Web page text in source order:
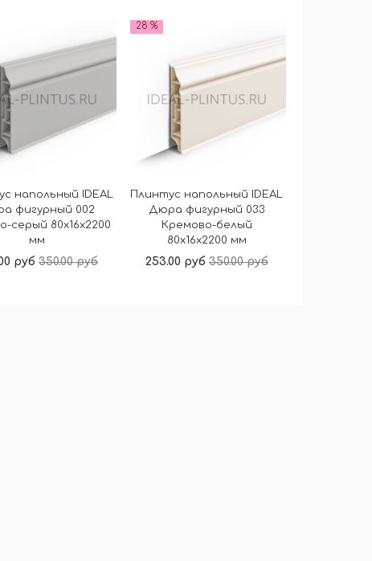
напольный IDEAL
фигурный 002
серый 80x16x2200
мм
руб 350.00 руб
28 %
Плинтус напольный IDEAL
Дюра фигурный 033
Кремово-белый
80x16x2200 мм
253.00 руб 350.00 руб